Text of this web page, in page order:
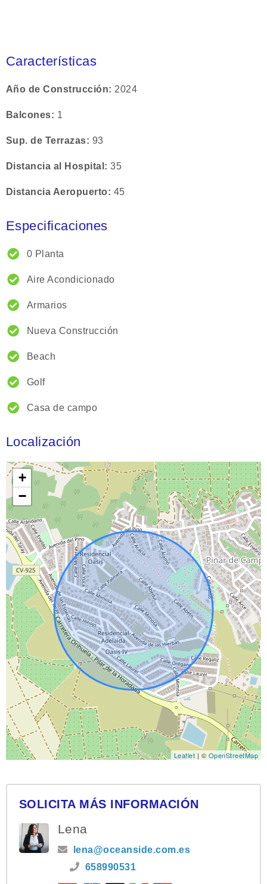
Características
Año de Construcción 2024
Balcones 1
Sup. de Terrazas 93
Distancia al Hospital 35
Distancia Aeropuerto 45
Especificaciones
0 Planta
Aire Acondicionado
Armarios
Nueva Construcción
Beach
Golf
Casa de campo
Localización
+
−
Leaflet | © OpenStreetMap
SOLICITA MÁS INFORMACIÓN
Lena
lena@oceanside.com.es
658990531